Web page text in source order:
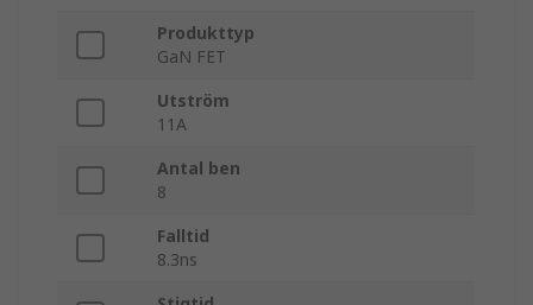
Produkttyp
GaN FET
Utström
11A
Antal ben
8
Falltid
8.3ns